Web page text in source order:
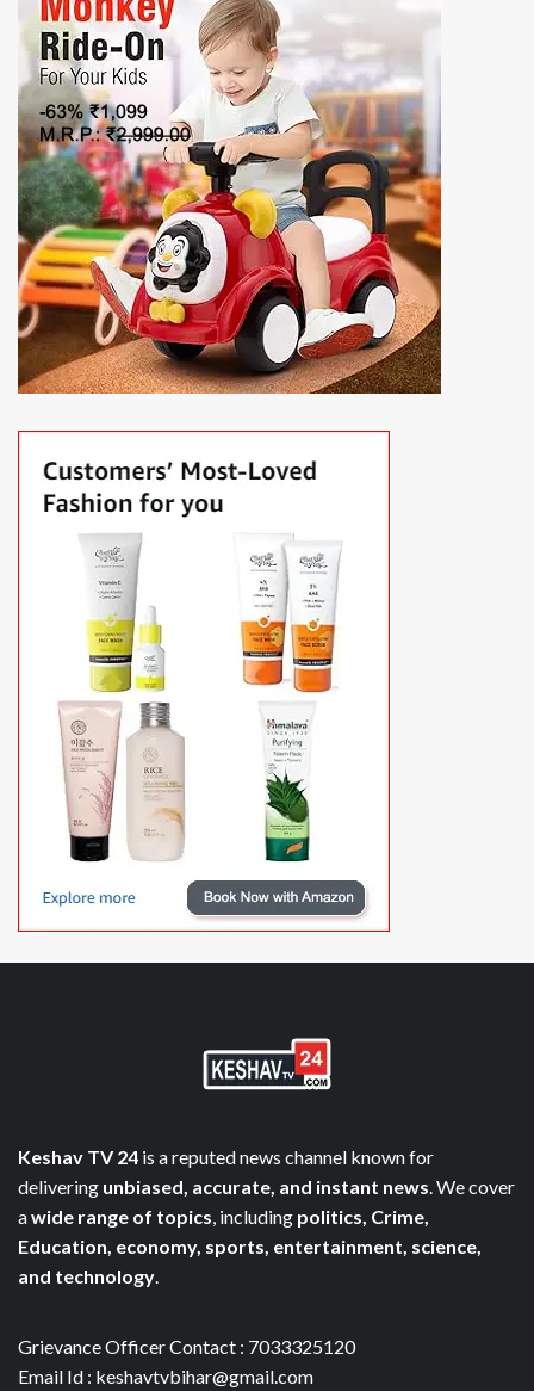
Keshav TV 24 is a reputed news channel known for
delivering unbiased, accurate, and instant news . We cover
awide range of topics , including politics, Crime,
Education, economy, sports, entertainment, science,
and technology
Grievance Officer Contact : 7033325120
Email Id : keshavtvbihar@gmail.com